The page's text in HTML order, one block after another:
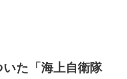
た「海上自衛隊